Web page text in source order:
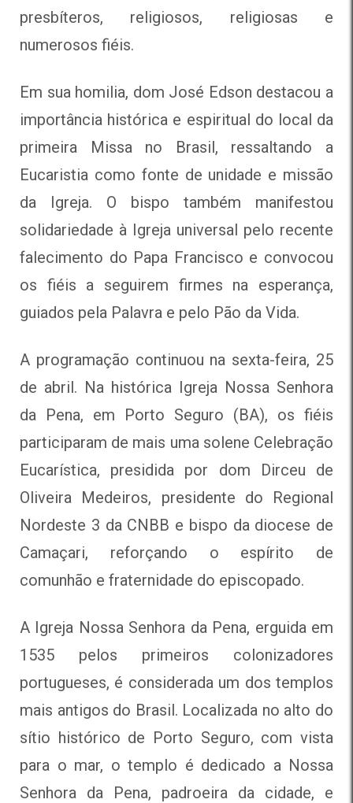
presbíteros, religiosos, religiosas e
numerosos fiéis.
Em sua homilia, dom José Edson destacou a
importância histórica e espiritual do local da
primeira Missa no Brasil, ressaltando a
Eucaristia como fonte de unidade e missão
da Igreja. O bispo também manifestou
solidariedade à Igreja universal pelo recente
falecimento do Papa Francisco e convocou
os fiéis a seguirem firmes na esperança,
guiados pela Palavra e pelo Pão da Vida.
A programação continuou na sexta-feira, 25
de abril. Na histórica Igreja Nossa Senhora
da Pena, em Porto Seguro (BA), os fiéis
participaram de mais uma solene Celebração
Eucarística, presidida por dom Dirceu de
Oliveira Medeiros, presidente do Regional
Nordeste 3 da CNBB e bispo da diocese de
Camaçari, reforçando o espírito de
comunhão e fraternidade do episcopado.
A Igreja Nossa Senhora da Pena, erguida em
1535 pelos primeiros colonizadores
portugueses, é considerada um dos templos
mais antigos do Brasil. Localizada no alto do
sítio histórico de Porto Seguro, com vista
para o mar, o templo é dedicado a Nossa
Senhora da Pena, padroeira da cidade, e